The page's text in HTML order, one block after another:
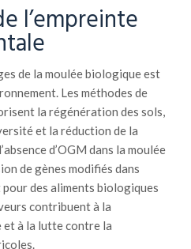
l’empreinte
de la moulée biologique est
Les méthodes de
la régénération des sols,
et la réduction de la
d’OGM dans la moulée
de gènes modifiés dans
pour des aliments biologiques
contribuent à la
et à la lutte contre la